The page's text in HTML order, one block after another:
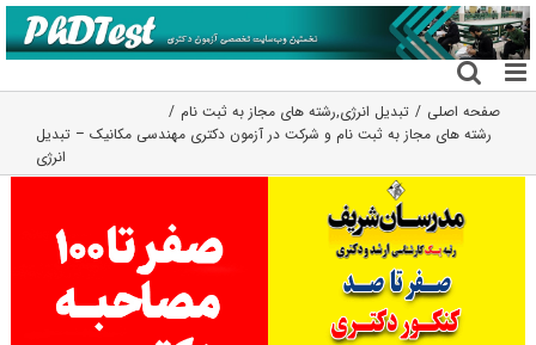
رفتن
به
محتوا
صفحه اصلی تبدیل انرژی,رشته های مجاز به ثبت نام
رشته های مجاز به ثبت نام و شرکت در آزمون دکتری مهندسی مکانیک – تبدیل
انرژی